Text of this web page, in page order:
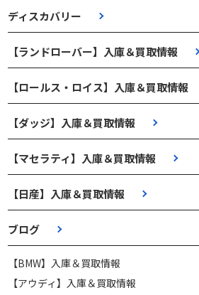
ディスカバリー
【ランドローバー】入庫＆買取情報
【ロールス・ロイス】入庫＆買取情報
【ダッジ】入庫＆買取情報
【マセラティ】入庫＆買取情報
【日産】入庫＆買取情報
ブログ
【BMW】入庫＆買取情報
【アウディ】入庫＆買取情報